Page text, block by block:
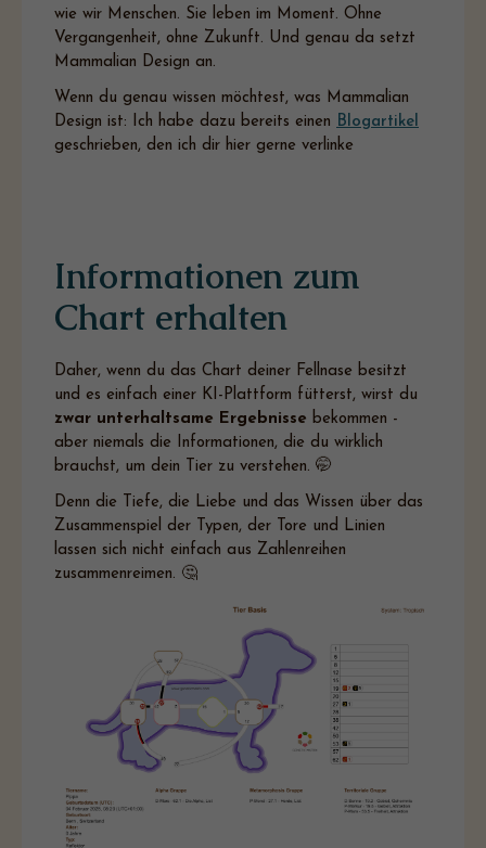
wie wir Menschen. Sie leben im Moment. Ohne
Vergangenheit, ohne Zukunft. Und genau da setzt
Mammalian Design an.
Wenn du genau wissen möchtest, was Mammalian
Design ist: Ich habe dazu bereits einen Blogartikel
geschrieben, den ich dir hier gerne verlinke
Informationen zum
Chart erhalten
Daher, wenn du das Chart deiner Fellnase besitzt
und es einfach einer KI-Plattform fütterst, wirst du
zwar unterhaltsame Ergebnisse bekommen -
aber niemals die Informationen, die du wirklich
brauchst, um dein Tier zu verstehen. 🤭
Denn die Tiefe, die Liebe und das Wissen über das
Zusammenspiel der Typen, der Tore und Linien
lassen sich nicht einfach aus Zahlenreihen
zusammenreimen. 🤔